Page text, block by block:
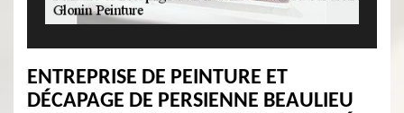
ENTREPRISE DE PEINTURE ET
DÉCAPAGE DE PERSIENNE BEAULIEU